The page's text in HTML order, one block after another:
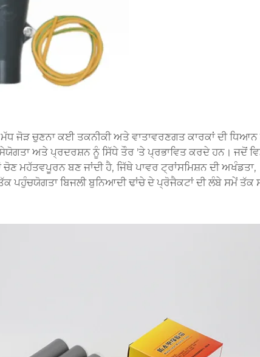
ਜੋੜ ਚੁਣਨਾ ਕਈ ਤਕਨੀਕੀ ਅਤੇ ਵਾਤਾਵਰਣਗਤ ਕਾਰਕਾਂ ਦੀ ਧਿਆਨ
ਅਤੇ ਪ੍ਰਦਰਸ਼ਨ ਨੂੰ ਸਿੱਧੇ ਤੌਰ 'ਤੇ ਪ੍ਰਭਾਵਿਤ ਕਰਦੇ ਹਨ। ਜਦੋਂ
ਚੋਣ ਮਹੱਤਵਪੂਰਨ ਬਣ ਜਾਂਦੀ ਹੈ, ਜਿੱਥੇ ਪਾਵਰ ਟ੍ਰਾਂਸਮਿਸ਼ਨ ਦੀ ਅਖੰਡਤਾ,
ਪਹੁੰਚਯੋਗਤਾ ਬਿਜਲੀ ਬੁਨਿਆਦੀ ਢਾਂਚੇ ਦੇ ਪ੍ਰੋਜੈਕਟਾਂ ਦੀ ਲੰਬੇ ਸਮੇਂ ਤੱਕ